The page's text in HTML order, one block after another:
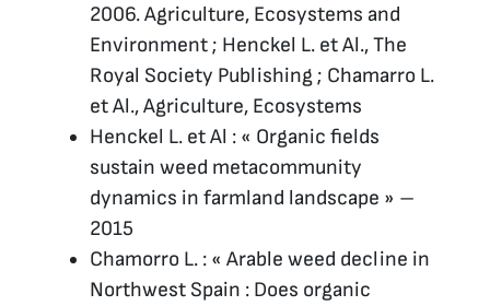
2006. Agriculture, Ecosystems and
Environment ; Henckel L. et Al., The
Royal Society Publishing ; Chamarro L.
et Al., Agriculture, Ecosystems
Henckel L. et Al : « Organic fields
sustain weed metacommunity
dynamics in farmland landscape » –
2015
Chamorro L. : « Arable weed decline in
Northwest Spain : Does organic